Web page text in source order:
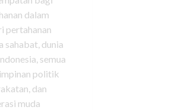
dalam
pertahanan
sahabat, dunia
semua
politik
dan
muda